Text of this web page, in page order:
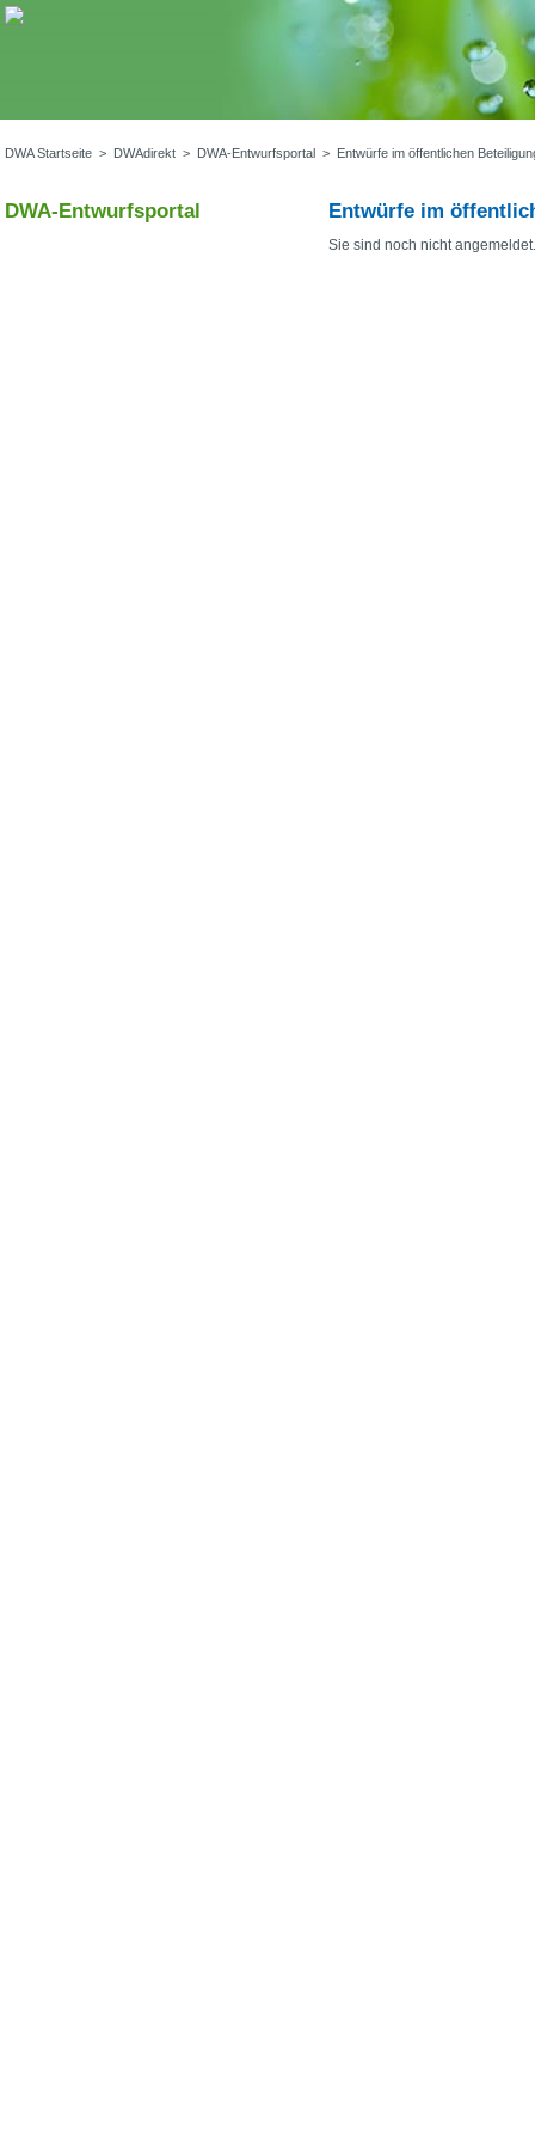
DWA Startseite> DWAdirekt> DWA-Entwurfsportal> Entwürfe im öffentlichen
DWA-Entwurfsportal Entwürfe im
Sie sind noch nicht